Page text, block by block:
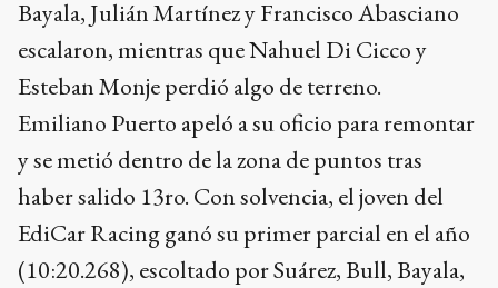
Bayala, Julián Martínez y Francisco Abasciano
escalaron, mientras que Nahuel Di Cicco y
Esteban Monje perdió algo de terreno.
Emiliano Puerto apeló a su oficio para remontar
y se metió dentro de la zona de puntos tras
haber salido 13ro. Con solvencia, el joven del
EdiCar Racing ganó su primer parcial en el año
(10:20.268), escoltado por Suárez, Bull, Bayala,